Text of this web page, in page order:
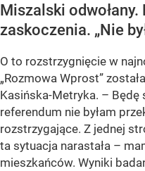
Miszalski
zaskoczenia. „Nie
O to rozstrzygnięcie w
„Rozmowa Wprost”
Kasińska-Metryka. – Będę
referendum nie byłam
rozstrzygające. Z jednej
ta sytuacja narastała –
mieszkańców. Wyniki